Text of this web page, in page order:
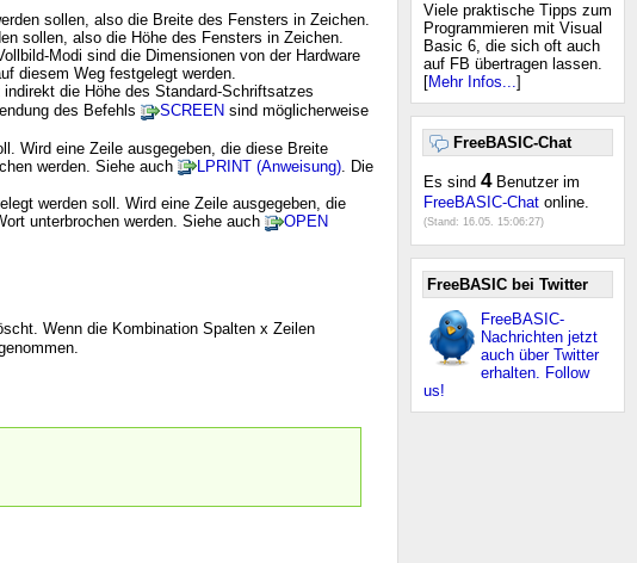
Viele praktische Tipps zum
Programmieren mit Visual
Basic 6, die sich oft auch
auf FB übertragen lassen.
[Mehr Infos...]
FreeBASIC-Chat
Es sind 4Benutzer im
FreeBASIC-Chat online.
(Stand: 16.05. 15:06:27)
FreeBASIC bei Twitter
FreeBASIC-
Nachrichten jetzt
auch über Twitter
erhalten. Follow
us!
sollen, also die Breite des Fensters in Zeichen.
sollen, also die Höhe des Fensters in Zeichen.
Modi sind die Dimensionen von der Hardware
diesem Weg festgelegt werden.
die Höhe des Standard-Schriftsatzes
des Befehls
SCREEN sind möglicherweise
Wird eine Zeile ausgegeben, die diese Breite
werden. Siehe auch
LPRINT (Anweisung) . Die
werden soll. Wird eine Zeile ausgegeben, die
unterbrochen werden. Siehe auch
OPEN
Wenn die Kombination Spalten x Zeilen